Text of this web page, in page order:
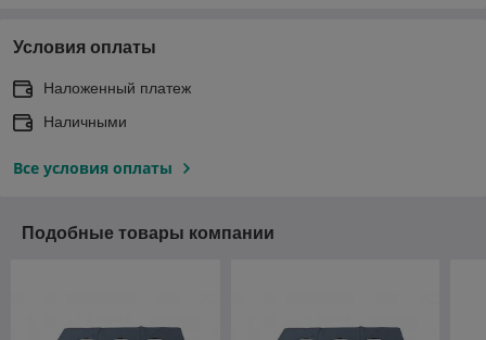
Условия оплаты
Наложенный платеж
Наличными
Все условия оплаты
Подобные товары компании